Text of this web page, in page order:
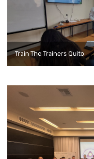
Train The Trainers Quito